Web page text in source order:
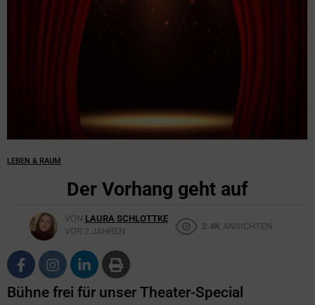
LEBEN & RAUM
Der Vorhang geht auf
VON LAURA SCHLOTTKE
VOR 2 JAHREN
2.4K ANSICHTEN
Bühne frei für unser Theater-Special